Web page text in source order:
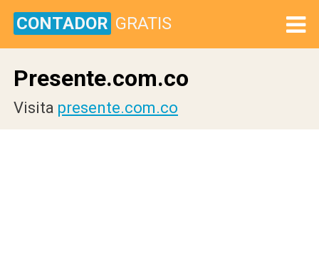
CONTADOR GRATIS
Presente.com.co
Visita presente.com.co